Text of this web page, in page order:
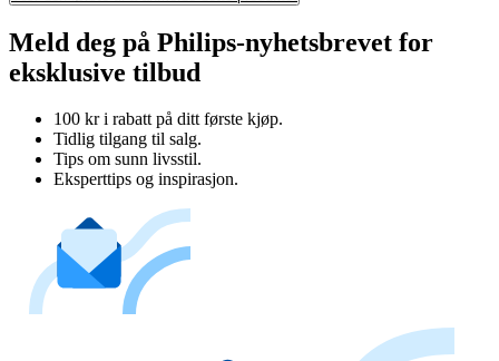
Meld deg på Philips-nyhetsbrevet for
eksklusive tilbud
100 kr i rabatt på ditt første kjøp.
Tidlig tilgang til salg.
Tips om sunn livsstil.
Eksperttips og inspirasjon.